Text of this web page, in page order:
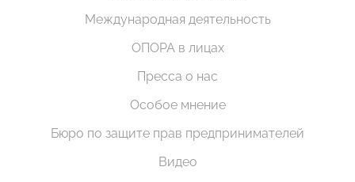
Международная деятельность
ОПОРА в лицах
Пресса о нас
Особое мнение
Бюро по защите прав предпринимателей
Видео